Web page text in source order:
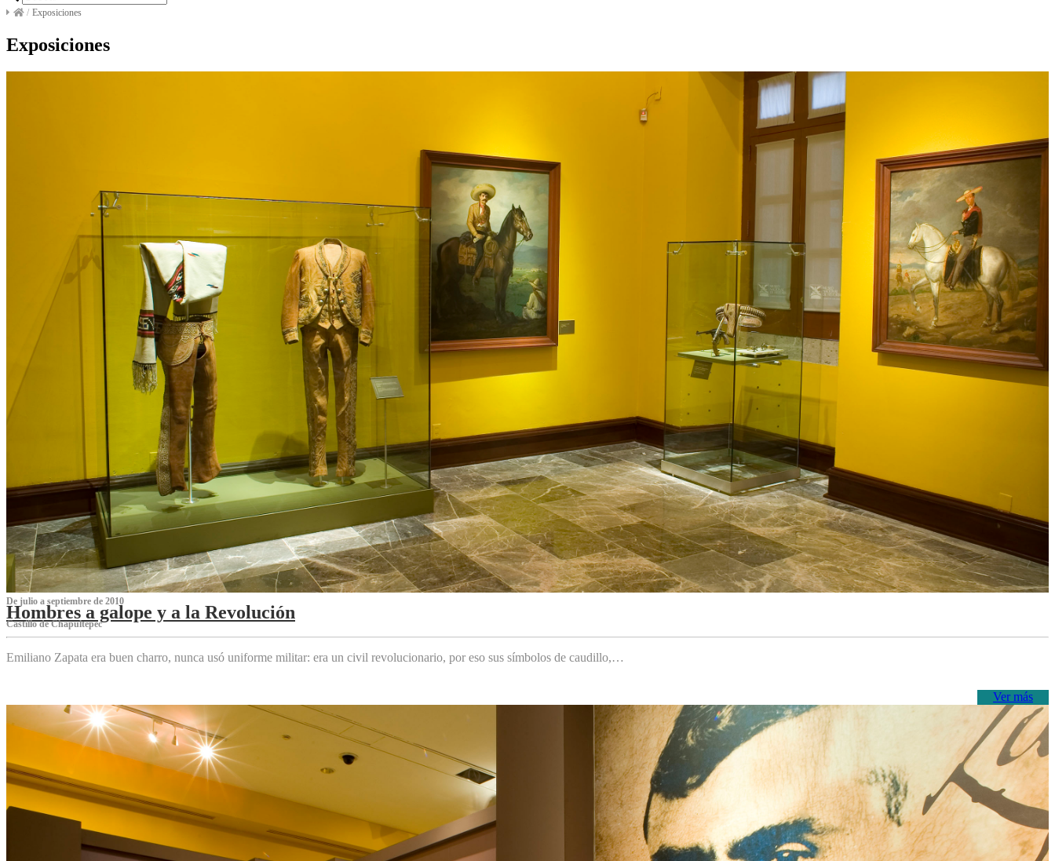
/ Exposiciones
Exposiciones
De julio a septiembre de 2010
Hombres a galope y a la Revolución
Castillo de Chapultepec
Emiliano Zapata era buen charro, nunca usó uniforme militar: era un civil revolucionario, por eso sus símbolos de caudillo,…
Ver más